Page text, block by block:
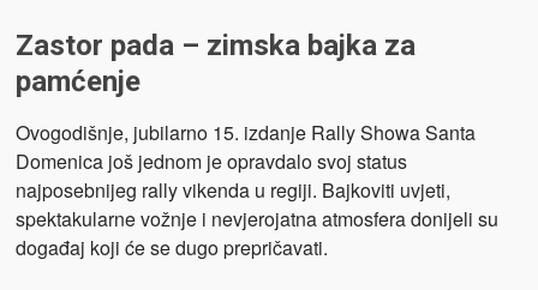
Zastor pada – zimska bajka za
pamćenje
Ovogodišnje, jubilarno 15. izdanje Rally Showa Santa
Domenica još jednom je opravdalo svoj status
najposebnijeg rally vikenda u regiji. Bajkoviti uvjeti,
spektakularne vožnje i nevjerojatna atmosfera donijeli su
događaj koji će se dugo prepričavati.